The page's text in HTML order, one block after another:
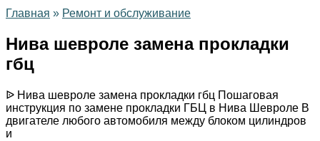
Главная » Ремонт и обслуживание
Нива шевроле замена прокладки
гбц
ᐉ Нива шевроле замена прокладки гбц Пошаговая
инструкция по замене прокладки ГБЦ в Нива Шевроле В
двигателе любого автомобиля между блоком цилиндров
и